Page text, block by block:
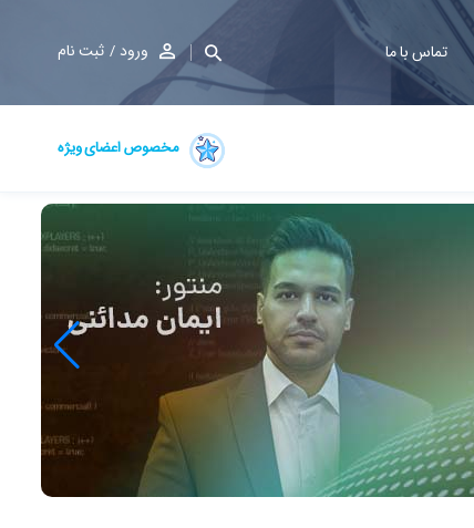
تماس با ما ورود ثبت نام
مخصوص اعضای ویژه